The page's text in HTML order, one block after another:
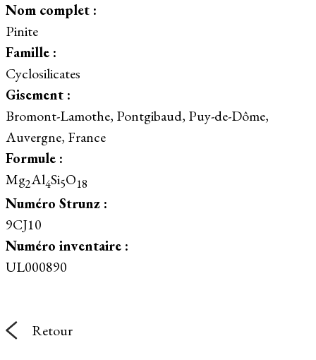
Nom complet :
Pinite
Famille :
Cyclosilicates
Gisement :
Bromont-Lamothe, Pontgibaud, Puy-de-Dôme,
Auvergne, France
Formule :
Mg2Al4Si5O18
Numéro Strunz :
9CJ10
Numéro inventaire :
UL000890
Retour